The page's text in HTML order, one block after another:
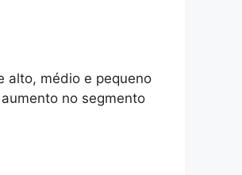
alto, médio e pequeno
no segmento